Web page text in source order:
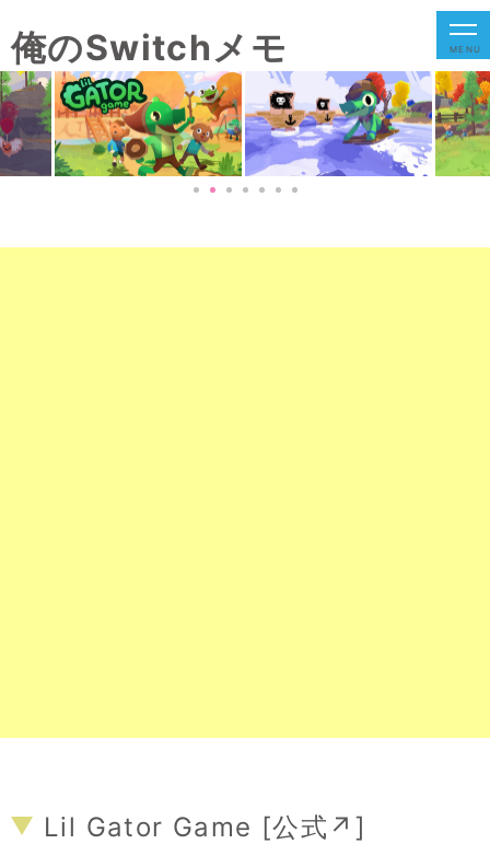
俺のSwitchメモ MENU
Lil Gator Game [公式↗ ]